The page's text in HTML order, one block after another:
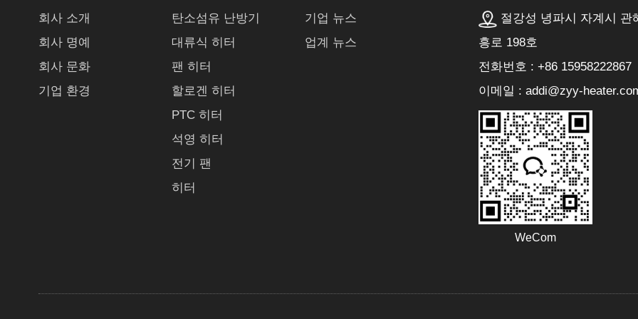
회사 소개
회사 명예
회사 문화
기업 환경
탄소섬유 난방기
대류식 히터
팬 히터
할로겐 히터
PTC 히터
석영 히터
전기 팬
히터
기업 뉴스
업계 뉴스
절강성 녕파시 자계시 관
흥로 198호
전화번호 : +86 15958222867
이메일 : addi@zyy-
WeCom